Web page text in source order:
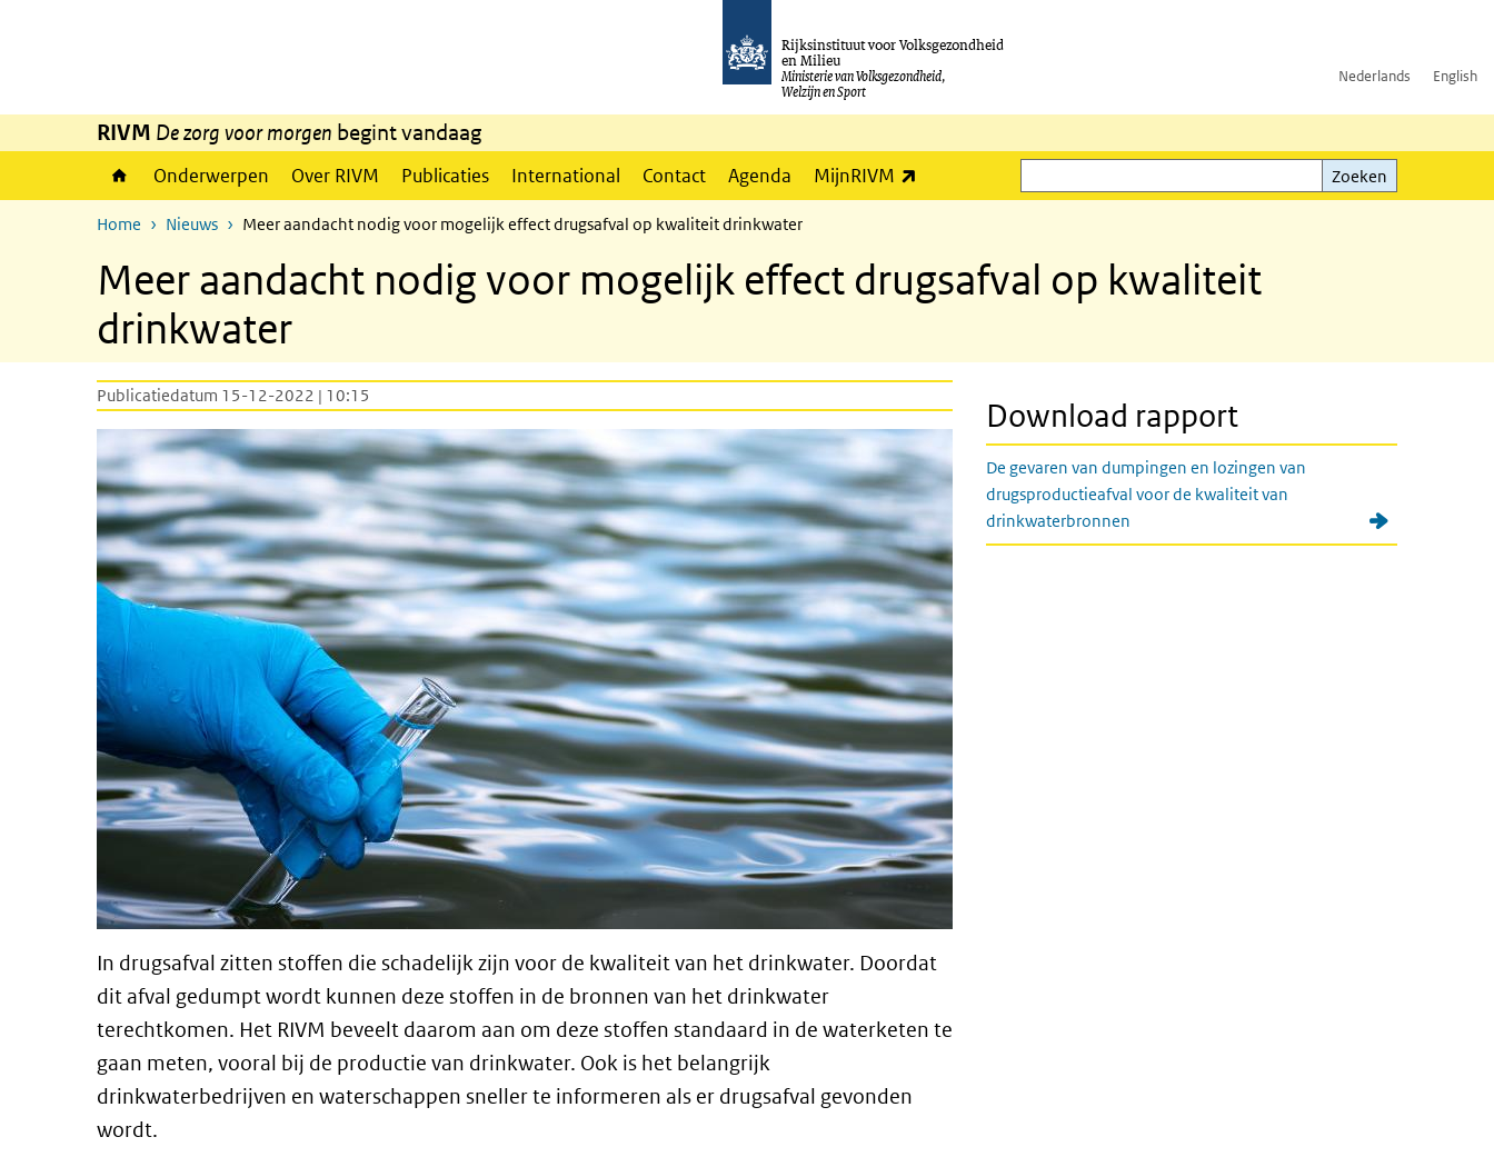
Rijksinstituut voor Volksgezondheid
en Milieu
Ministerie van Volksgezondheid,
Welzijn en Sport
Nederlands English
RIVM De zorg voor morgen begint vandaag
Onderwerpen Over RIVM Publicaties International Contact Agenda MijnRIVM
Zoeken
Zoeken
Home Nieuws Meer aandacht nodig voor mogelijk effect drugsafval op kwaliteit drinkwater
Meer aandacht nodig voor mogelijk effect drugsafval op kwaliteit
drinkwater
Publicatiedatum 15-12-2022 | 10:15
In drugsafval zitten stoffen die schadelijk zijn voor de kwaliteit van het drinkwater. Doordat
dit afval gedumpt wordt kunnen deze stoffen in de bronnen van het drinkwater
terechtkomen. Het RIVM beveelt daarom aan om deze stoffen standaard in de waterketen te
gaan meten, vooral bij de productie van drinkwater. Ook is het belangrijk
drinkwaterbedrijven en waterschappen sneller te informeren als er drugsafval gevonden
wordt.
Download rapport
De gevaren van dumpingen en lozingen van
drugsproductieafval voor de kwaliteit van
drinkwaterbronnen